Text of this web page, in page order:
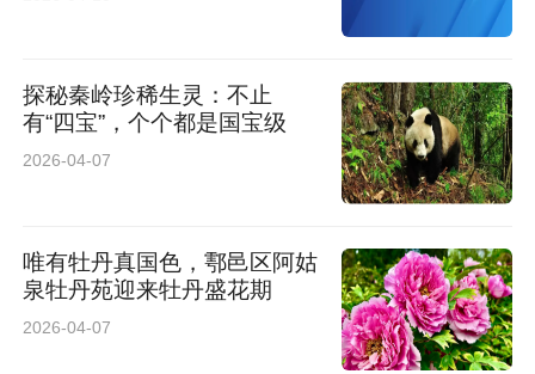
探秘秦岭珍稀生灵：不止
有“四宝”，个个都是国宝级
2026-04-07
唯有牡丹真国色，鄠邑区阿姑
泉牡丹苑迎来牡丹盛花期
2026-04-07